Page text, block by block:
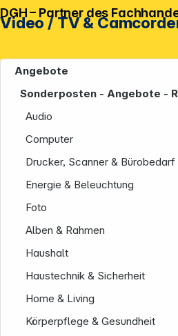
Video / TV &
Angebote
Sonderposten - Angebote -
Audio
Computer
Drucker, Scanner & Bürobedarf
Energie & Beleuchtung
Foto
Alben & Rahmen
Haushalt
Haustechnik & Sicherheit
Home & Living
Körperpflege & Gesundheit
DGH – Partner des
Unternehmen